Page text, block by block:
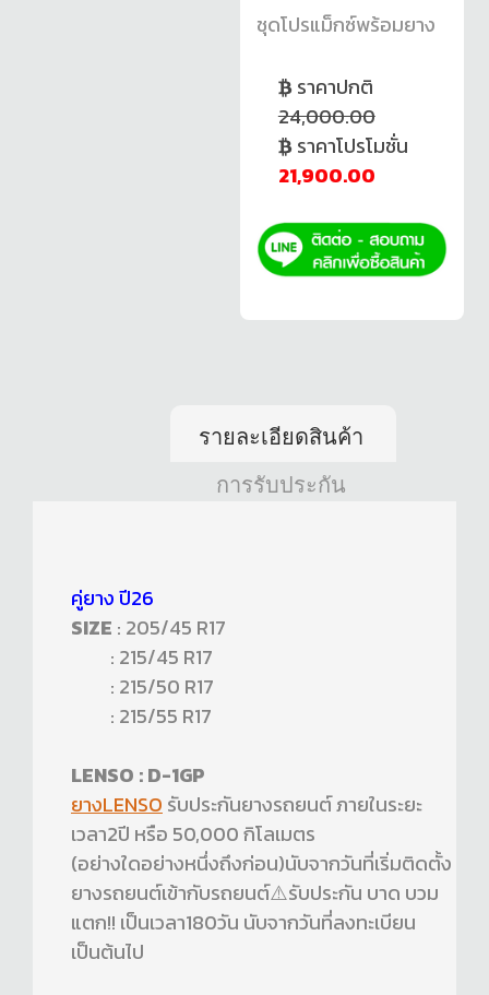
ชุดโปรแม็กซ์พร้อมยาง
ราคาปกติ
24,000.00
ราคาโปรโมชั่น
21,900.00
รายละเอียดสินค้า
การรับประกัน
คู่ยาง ปี26
SIZE : 205/45 R17
: 215/45 R17
: 215/50 R17
: 215/55 R17
LENSO : D-1GP
ยางLENSOรับประกันยางรถยนต์ ภายในระยะ
เวลา2ปี หรือ 50,000 กิโลเมตร
(อย่างใดอย่างหนึ่งถึงก่อน)นับจากวันที่เริ่มติดตั้ง
ยางรถยนต์เข้ากับรถยนต์⚠️รับประกัน บาด บวม
แตก!! เป็นเวลา180วัน นับจากวันที่ลงทะเบียน
เป็นต้นไป